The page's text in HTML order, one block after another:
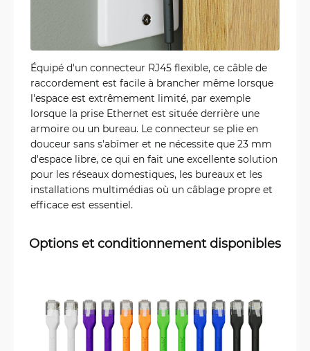
Équipé d'un connecteur RJ45 flexible, ce câble de
raccordement est facile à brancher même lorsque
l'espace est extrêmement limité, par exemple
lorsque la prise Ethernet est située derrière une
armoire ou un bureau. Le connecteur se plie en
douceur sans s'abîmer et ne nécessite que 23 mm
d'espace libre, ce qui en fait une excellente solution
pour les réseaux domestiques, les bureaux et les
installations multimédias où un câblage propre et
efficace est essentiel.
Options et conditionnement disponibles